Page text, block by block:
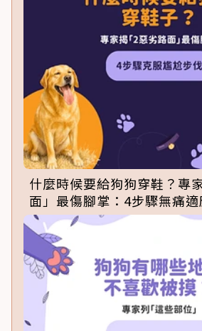
什麼時候要給狗狗穿鞋？專
面」最傷腳掌：4步驟無痛適